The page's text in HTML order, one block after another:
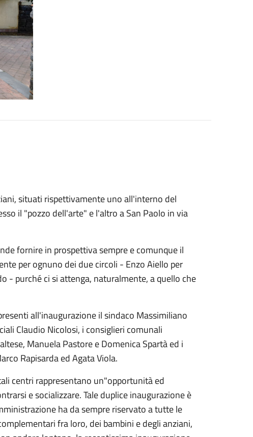
situati rispettivamente uno all'interno del
il "pozzo dell'arte" e l'altro a San Paolo in via
fornire in prospettiva sempre e comunque il
per ognuno dei due circoli - Enzo Aiello per
- purché ci si attenga, naturalmente, a quello che
all'inaugurazione il sindaco Massimiliano
Claudio Nicolosi, i consiglieri comunali
Manuela Pastore e Domenica Spartà ed i
Rapisarda ed Agata Viola.
centri rappresentano un"opportunità ed
e socializzare. Tale duplice inaugurazione è
ha da sempre riservato a tutte le
fra loro, dei bambini e degli anziani,